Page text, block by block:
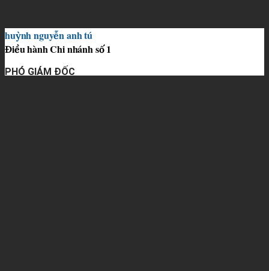
huỳnh nguyễn anh tú
Điều hành Chi nhánh số 1
PHÓ GIÁM ĐỐC